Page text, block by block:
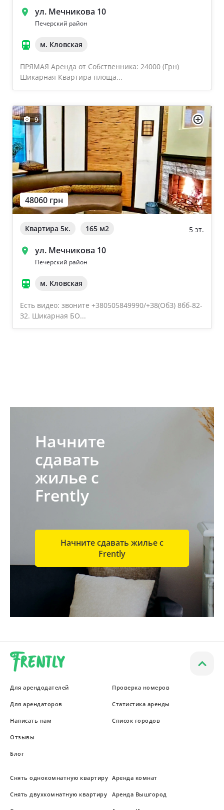
ул. Мечникова 10
Печерский район
м. Кловская
ПРЯМАЯ Аренда от Собственника: 24000 (Грн)
Шикарная Квартира площа...
9
48060 грн
Квартира 5к. 165 м2 5 эт.
ул. Мечникова 10
Печерский район
м. Кловская
Есть видео: звоните +380505849990/+З8(OбЗ) 8бб-82-
З2. Шикарная БО...
Начните
сдавать
жилье с
Frently
Начните сдавать жилье с
Frently
Для арендодателей
Для арендаторов
Написать нам
Отзывы
Блог
Проверка номеров
Статистика аренды
Список городов
Снять однокомнатную квартиру
Снять двухкомнатную квартиру
Аренда комнат
Аренда Вышгород